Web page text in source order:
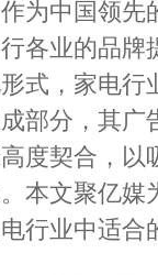
中国领先
各业的品牌
式，家电行
部分，其广
度契合，以
本文聚亿媒
行业中适合